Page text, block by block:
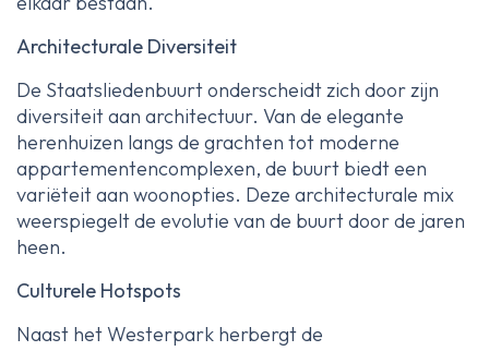
Architecturale Diversiteit
De Staatsliedenbuurt onderscheidt zich door zijn
diversiteit aan architectuur. Van de elegante
herenhuizen langs de grachten tot moderne
appartementencomplexen, de buurt biedt een
variëteit aan woonopties. Deze architecturale mix
weerspiegelt de evolutie van de buurt door de jaren
heen.
Culturele Hotspots
Naast het Westerpark herbergt de